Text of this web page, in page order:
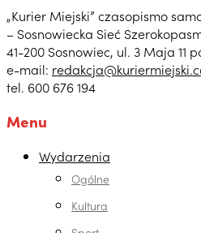
„Kurier Miejski” czasopismo
– Sosnowiecka Sieć
41-200 Sosnowiec, ul. 3 Maja 11
e-mail:
tel. 600 676 194
Menu
Wydarzenia
Ogólne
Kultura